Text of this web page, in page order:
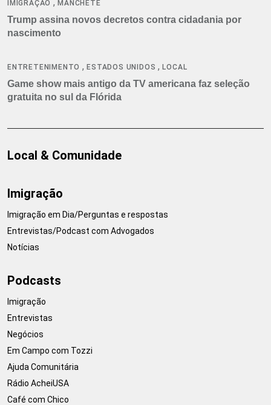
IMIGRAÇÃO MANCHETE
Trump assina novos decretos contra cidadania por
nascimento
ENTRETENIMENTO ,ESTADOS UNIDOS ,LOCAL
Game show mais antigo da TV americana faz seleção
gratuita no sul da Flórida
Local & Comunidade
Imigração
Imigração em Dia/Perguntas e respostas
Entrevistas/Podcast com Advogados
Notícias
Podcasts
Imigração
Entrevistas
Negócios
Em Campo com Tozzi
Ajuda Comunitária
Rádio AcheiUSA
Café com Chico